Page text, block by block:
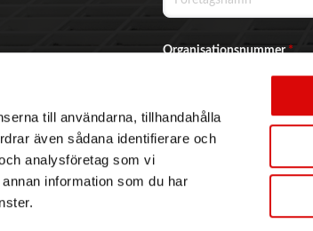
till användarna, tillhandahålla
även sådana identifierare och
analysföretag som vi
information som du har
Organisationsnummer*
Ja, jag vill